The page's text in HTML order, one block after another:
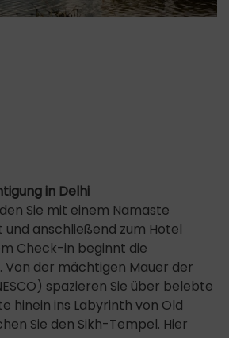
in Delhi
Sie mit einem Namaste
anschließend zum Hotel
Check-in beginnt die
Von der mächtigen Mauer der
spazieren Sie über belebte
hinein ins Labyrinth von Old
Sie den Sikh-Tempel. Hier